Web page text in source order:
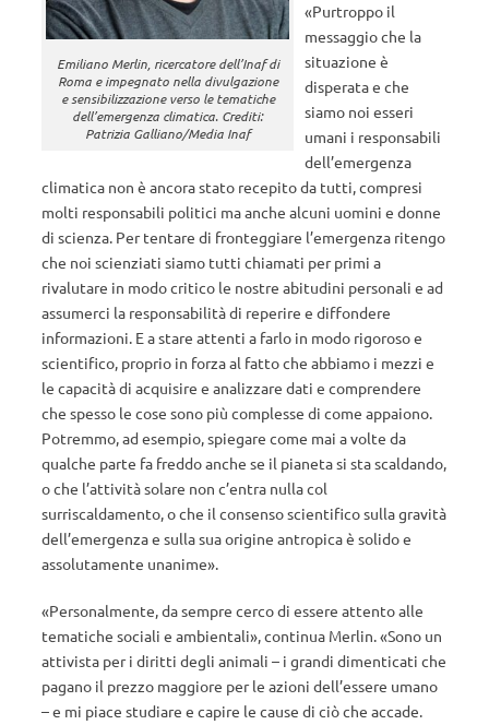
Emiliano Merlin, ricercatore dell’Inaf di
Roma e impegnato nella divulgazione
e sensibilizzazione verso le tematiche
dell’emergenza climatica. Crediti:
Patrizia Galliano/Media Inaf
«Purtroppo il
messaggio che la
situazione è
disperata e che
siamo noi esseri
umani i responsabili
dell’emergenza
climatica non è ancora stato recepito da tutti, compresi
molti responsabili politici ma anche alcuni uomini e donne
di scienza. Per tentare di fronteggiare l’emergenza ritengo
che noi scienziati siamo tutti chiamati per primi a
rivalutare in modo critico le nostre abitudini personali e ad
assumerci la responsabilità di reperire e diffondere
informazioni. E a stare attenti a farlo in modo rigoroso e
scientifico, proprio in forza al fatto che abbiamo i mezzi e
le capacità di acquisire e analizzare dati e comprendere
che spesso le cose sono più complesse di come appaiono.
Potremmo, ad esempio, spiegare come mai a volte da
qualche parte fa freddo anche se il pianeta si sta scaldando,
o che l’attività solare non c’entra nulla col
surriscaldamento, o che il consenso scientifico sulla gravità
dell’emergenza e sulla sua origine antropica è solido e
assolutamente unanime».
«Personalmente, da sempre cerco di essere attento alle
tematiche sociali e ambientali», continua Merlin. «Sono un
attivista per i diritti degli animali – i grandi dimenticati che
pagano il prezzo maggiore per le azioni dell’essere umano
– e mi piace studiare e capire le cause di ciò che accade.